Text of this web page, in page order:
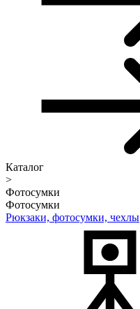
Каталог
>
Фотосумки
Фотосумки
Рюкзаки, фотосумки, чехлы